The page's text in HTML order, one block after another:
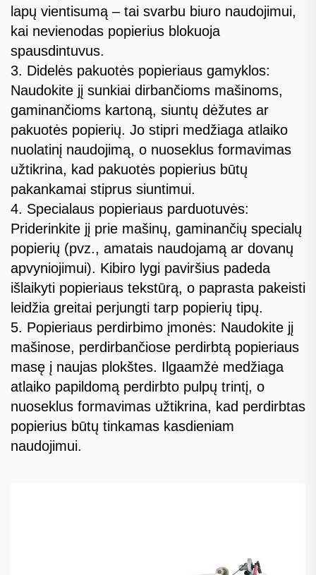
lapų vientisumą – tai svarbu biuro naudojimui,
kai nevienodas popierius blokuoja
spausdintuvus.
3. Didelės pakuotės popieriaus gamyklos:
Naudokite jį sunkiai dirbančioms mašinoms,
gaminančioms kartoną, siuntų dėžutes ar
pakuotės popierių. Jo stipri medžiaga atlaiko
nuolatinį naudojimą, o nuoseklus formavimas
užtikrina, kad pakuotės popierius būtų
pakankamai stiprus siuntimui.
4. Specialaus popieriaus parduotuvės:
Priderinkite jį prie mašinų, gaminančių specialų
popierių (pvz., amatais naudojamą ar dovanų
apvyniojimui). Kibiro lygi paviršius padeda
išlaikyti popieriaus tekstūrą, o paprasta pakeisti
leidžia greitai perjungti tarp popierių tipų.
5. Popieriaus perdirbimo įmonės: Naudokite jį
mašinose, perdirbančiose perdirbtą popieriaus
masę į naujas plokštes. Ilgaamžė medžiaga
atlaiko papildomą perdirbto pulpų trintį, o
nuoseklus formavimas užtikrina, kad perdirbtas
popierius būtų tinkamas kasdieniam
naudojimui.